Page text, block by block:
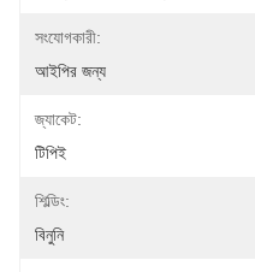
সংযোগকারী:
আইপির জন্য
জ্যাকেট:
টিপিই
শিল্ডিং:
বিনুনি